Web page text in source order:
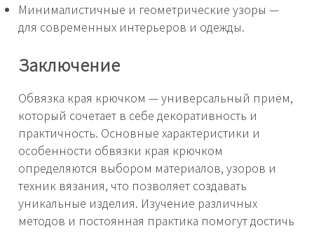
Минималистичные и геометрические узоры —
для современных интерьеров и одежды.
Заключение
Обвязка края крючком — универсальный приём,
который сочетает в себе декоративность и
практичность. Основные характеристики и
особенности обвязки края крючком
определяются выбором материалов, узоров и
техник вязания, что позволяет создавать
уникальные изделия. Изучение различных
методов и постоянная практика помогут достичь